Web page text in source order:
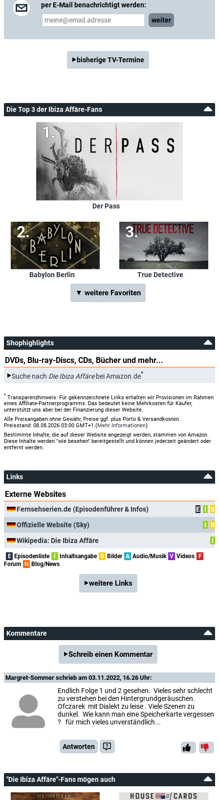
per E-Mail benachrichtigt werden:
weiter
bisherige TV-Termine
Die Top 3 der Ibiza Affäre-Fans
Der Pass
Babylon Berlin True Detective
▼ weitere Favoriten
Shophighlights
DVDs, Blu-ray-Discs, CDs, Bücher und mehr...
Suche nach Die Ibiza Affärebei Amazon.de*
* Transparenzhinweis: Für gekennzeichnete Links erhalten wir Provisionen im Rahmen
eines Affiliate-Partnerprogramms. Das bedeutet keine Mehrkosten für Käufer,
unterstützt uns aber bei der Finanzierung dieser Website.
Alle Preisangaben ohne Gewähr, Preise ggf. plus Porto & Versandkosten.
Preisstand: 08.08.2026 03:00 GMT+1 (Mehr Informationen)
Bestimmte Inhalte, die auf dieser Website angezeigt werden, stammen von Amazon.
Diese Inhalte werden "wie besehen" bereitgestellt und können jederzeit geändert oder
entfernt werden.
Links
Externe Websites
Fernsehserien.de (Episodenführer & Infos) E I
B
Offizielle Website (Sky)
I
B
Wikipedia: Die Ibiza Affäre
I
E Episodenliste Inhaltsangabe B Bilder A Audio/Musik V Videos
F
Forum
N Blog/News
weitere Links
Kommentare
Schreib einen Kommentar
Margret-Sommer schrieb am 03.11.2022, 16.26 Uhr:
Endlich Folge 1 und 2 gesehen. Vieles sehr schlecht
zu verstehen bei den Hintergrundgeräuschen.
Ofczarek mit Dialekt zu leise . Viele Szenen zu
dunkel. Wie kann man eine Speicherkarte vergessen
? für mich vieles unverständlich...
Antworten
"Die Ibiza Affäre"-Fans mögen auch